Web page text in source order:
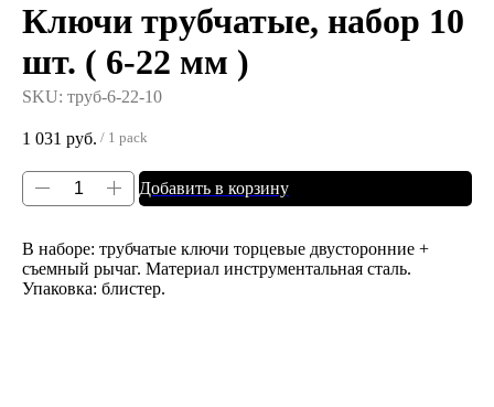
Ключи трубчатые, набор 10
шт. ( 6-22 мм )
SKU: труб-6-22-10
1 031 руб. / 1 pack
Добавить в корзину
В наборе: трубчатые ключи торцевые двусторонние +
съемный рычаг. Материал инструментальная сталь.
Упаковка: блистер.